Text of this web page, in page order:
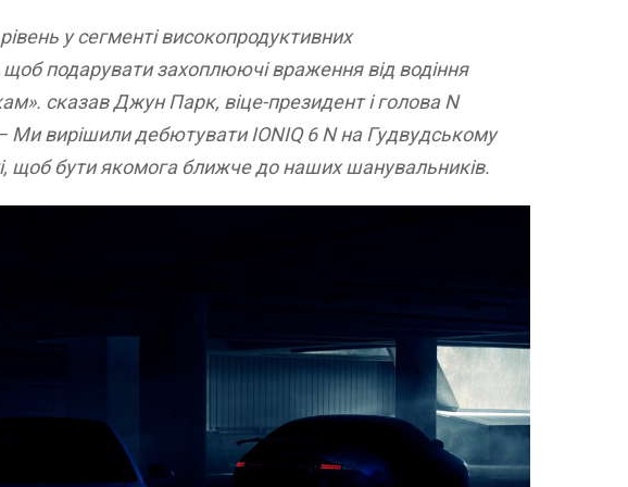
у сегменті високопродуктивних
щоб подарувати захоплюючі враження від водіння
сказав Джун Парк, віце-президент і голова N
Ми вирішили дебютувати IONIQ 6 N на Гудвудському
щоб бути якомога ближче до наших шанувальників.